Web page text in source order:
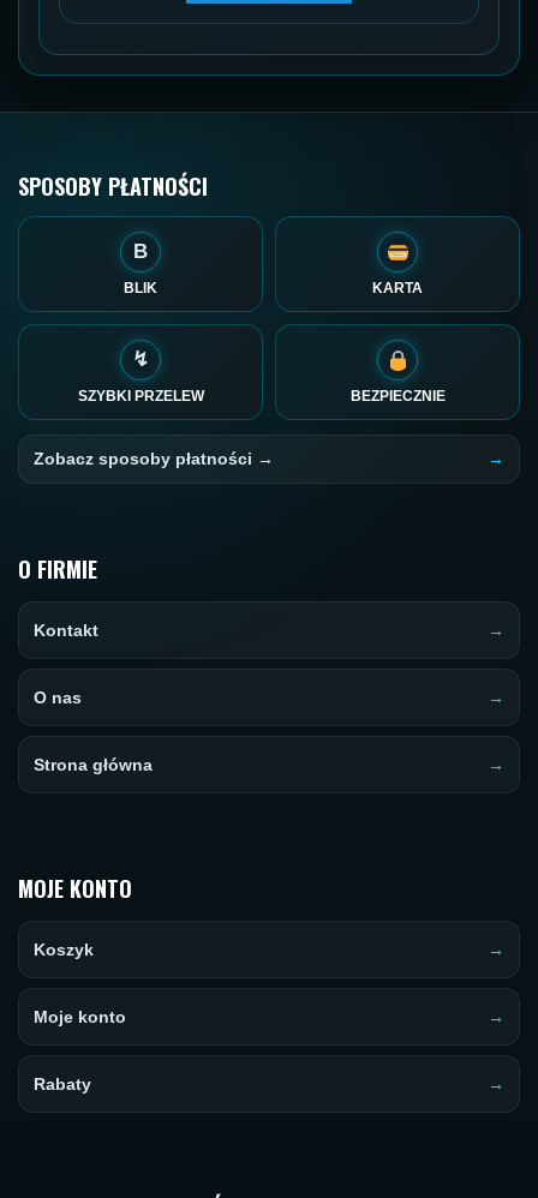
SPOSOBY PŁATNOŚCI
B
BLIK KARTA
↯
SZYBKI PRZELEW BEZPIECZNIE
Zobacz sposoby płatności →
O FIRMIE
Kontakt
O nas
Strona główna
MOJE KONTO
Koszyk
Moje konto
Rabaty